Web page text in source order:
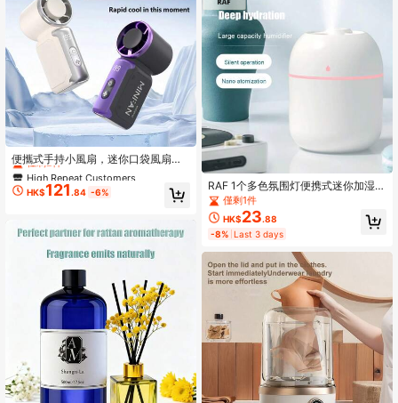
便攜式手持小風扇，迷你口袋風扇，
風速可調 1 至 199 檔，具備渦輪增壓
功能，配備 3600mAh 可充電電池，
數位顯示，男女皆適用，特別適合旅
High Repeat Customers
僅剩2件
High Repeat Customers
僅剩2件
High Repeat Customers
僅剩2件
HK$121 .84 -6%
RAF 1个多色氛围灯便携式迷你加湿器
兼香薰机，USB供电，双雾化模式，
适用于汽车和家庭，容量7.04盎司/20
0毫升（不含精油），加湿器
僅剩1件
HK$23.88
-8% Last 3 days